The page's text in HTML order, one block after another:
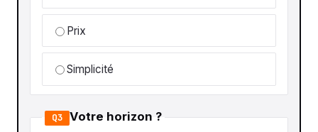
Prix
Simplicité
Q3 Votre horizon ?